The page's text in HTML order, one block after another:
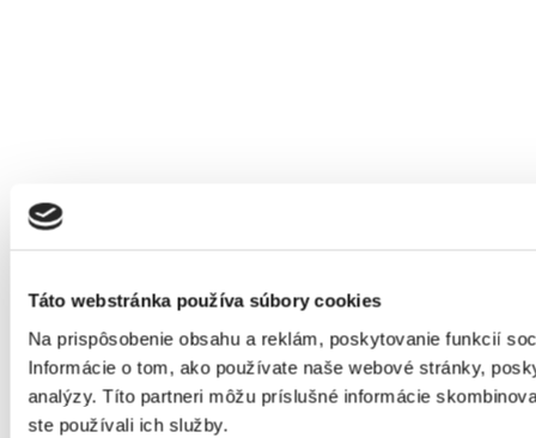
Táto webstránka používa súbory cookies
Na prispôsobenie obsahu a reklám, poskytovanie funkcií
Informácie o tom, ako používate naše webové stránky,
analýzy. Títo partneri môžu príslušné informácie
ste používali ich služby.